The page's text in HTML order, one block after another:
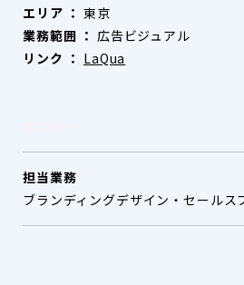
エリア ：東京
業務範囲 ： 広告ビジュアル
リンク ： LaQua
担当業務
ブランディングデザイン・セールス